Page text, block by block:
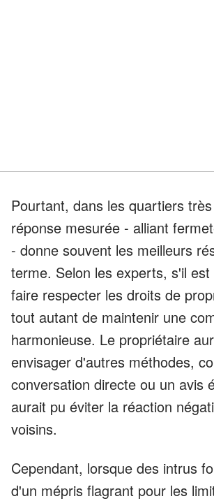
Pourtant, dans les quartiers
réponse mesurée - alliant
- donne souvent les meilleurs
terme. Selon les experts, s'il
faire respecter les droits de
tout autant de maintenir une
harmonieuse. Le propriétaire
envisager d'autres méthodes,
conversation directe ou un avis
aurait pu éviter la réaction
voisins.
Cependant, lorsque des intrus
d'un mépris flagrant pour les